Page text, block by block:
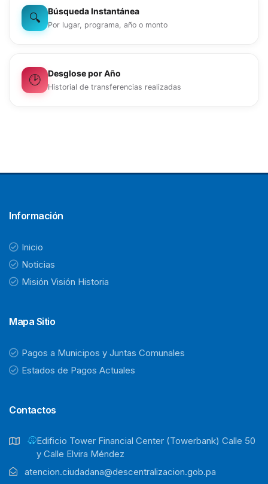
🔍 Búsqueda Instantánea
Por lugar, programa, año o monto
🕑 Desglose por Año
Historial de transferencias realizadas
Información
Inicio
Noticias
Misión Visión Historia
Mapa Sitio
Pagos a Municipos y Juntas Comunales
Estados de Pagos Actuales
Contactos
Ediﬁcio Tower Financial Center (Towerbank) Calle 50
y Calle Elvira Méndez
atencion.ciudadana@descentralizacion.gob.pa